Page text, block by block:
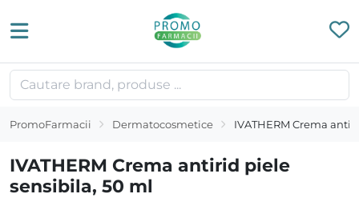
PromoFarmacii Dermatocosmetice IVATHERM Crema
IVATHERM Crema antirid piele
sensibila, 50 ml